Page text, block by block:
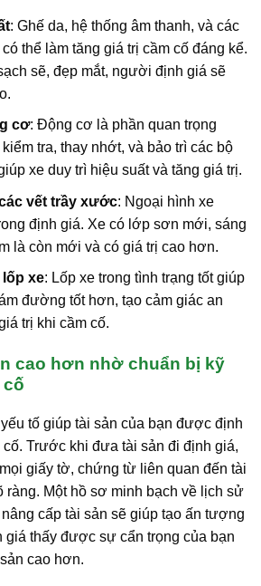
: Ghế da, hệ thống âm thanh, và các
thể làm tăng giá trị cầm cố đáng kể.
sẽ, đẹp mắt, người định giá sẽ
cơ: Động cơ là phần quan trọng
tra, thay nhớt, và bảo trì các bộ
xe duy trì hiệu suất và tăng giá trị.
vết trầy xước: Ngoại hình xe
định giá. Xe có lớp sơn mới, sáng
là còn mới và có giá trị cao hơn.
lốp xe: Lốp xe trong tình trạng tốt giúp
đường tốt hơn, tạo cảm giác an
trị khi cầm cố.
cao hơn nhờ chuẩn bị kỹ
tố giúp tài sản của bạn được định
Trước khi đưa tài sản đi định giá,
giấy tờ, chứng từ liên quan đến tài
ràng. Một hồ sơ minh bạch về lịch sử
cấp tài sản sẽ giúp tạo ấn tượng
thấy được sự cẩn trọng của bạn
cao hơn.